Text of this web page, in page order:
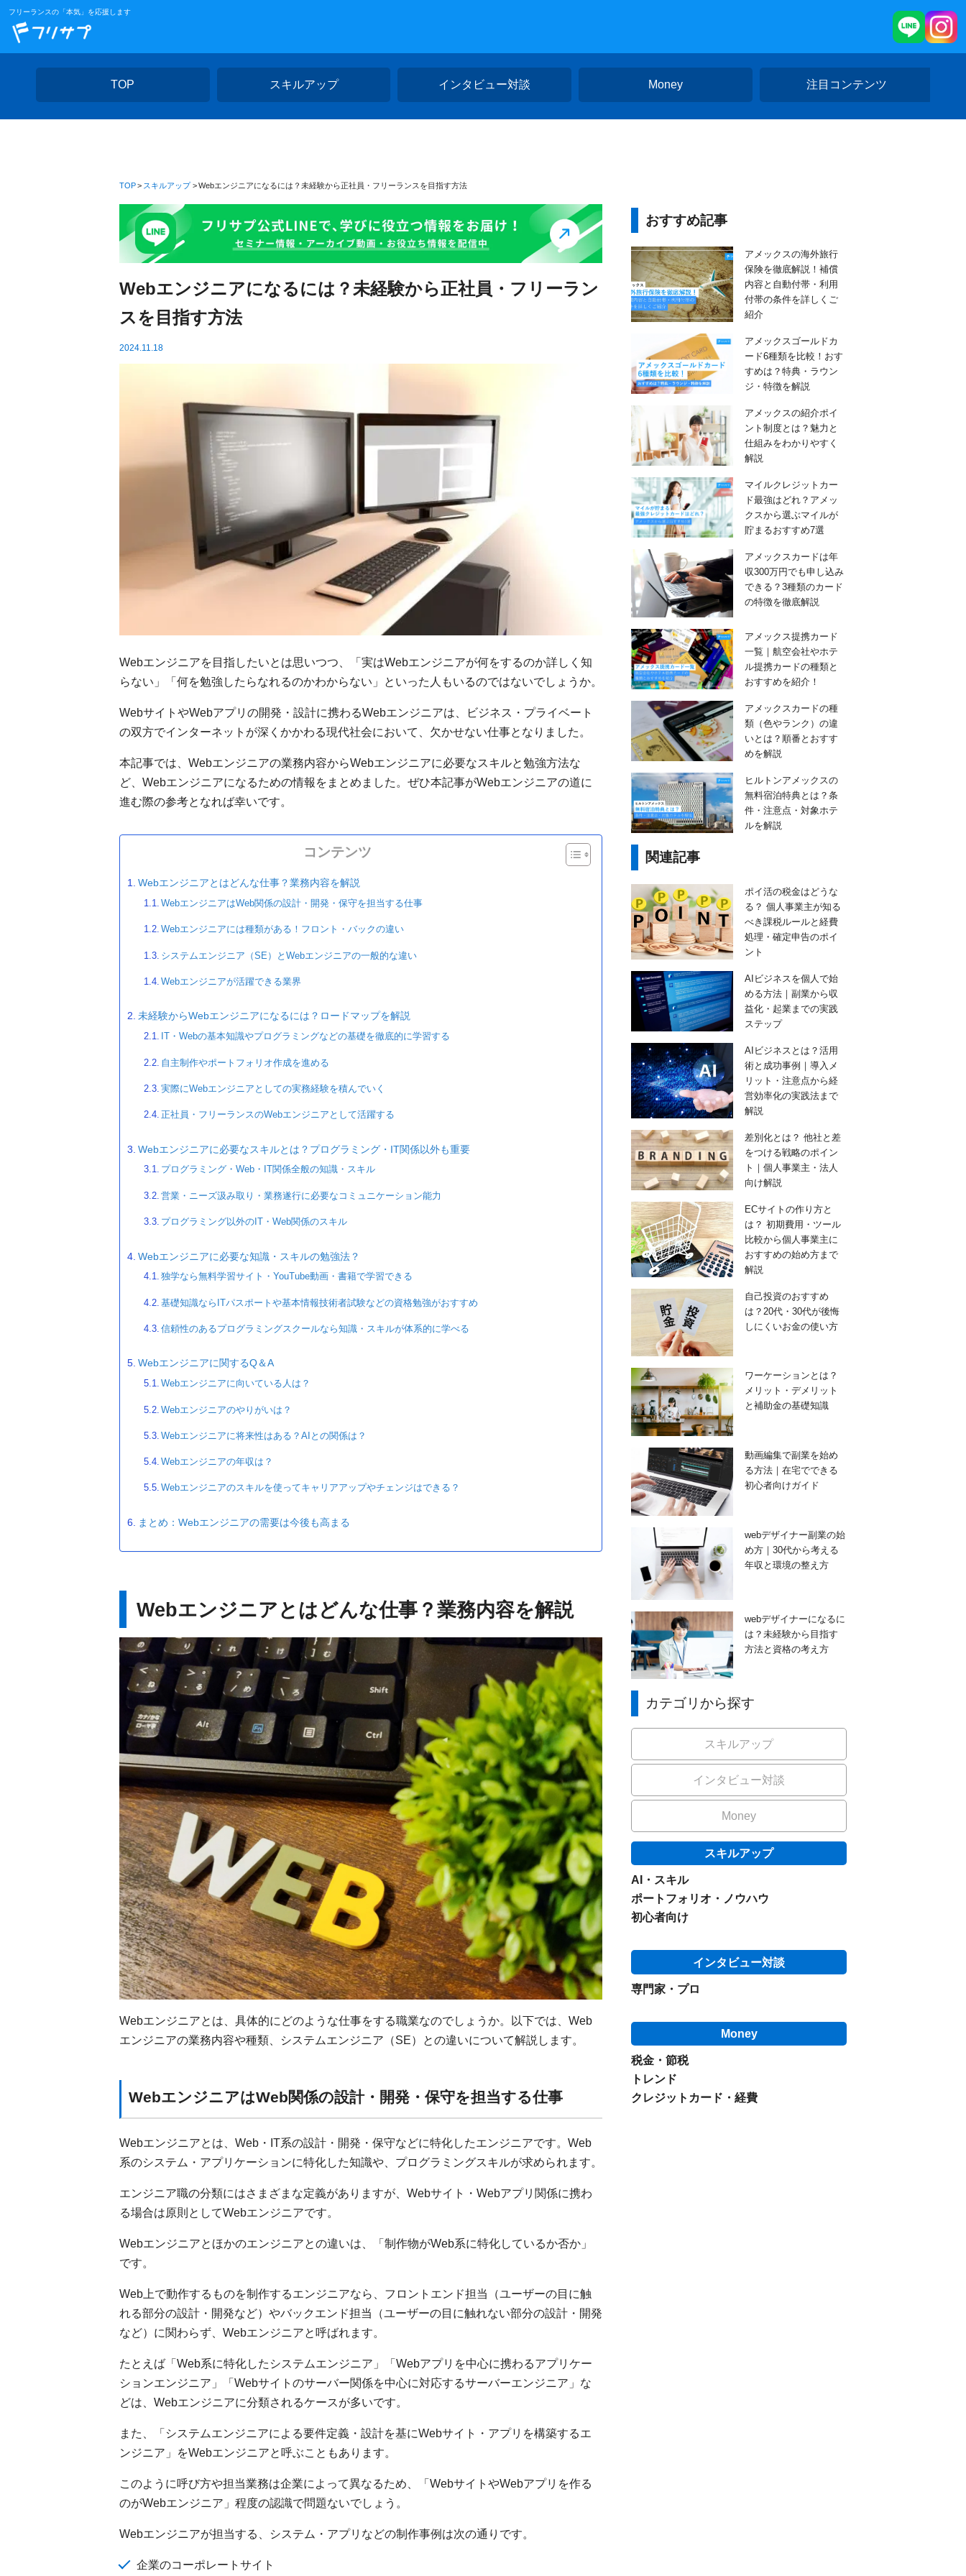
フリーランスの「本気」を応援します
TOP スキルアップ インタビュー対談 Money 注目コンテンツ
TOP スキルアップ Webエンジニアになるには？未経験から正社員・フリーランスを目指す方法
Webエンジニアになるには？未経験から正社員・フリーラン
スを目指す方法
2024.11.18
Webエンジニアを目指したいとは思いつつ、「実はWebエンジニアが何をするのか詳しく知
らない」「何を勉強したらなれるのかわからない」といった人もいるのではないでしょうか。
WebサイトやWebアプリの開発・設計に携わるWebエンジニアは、ビジネス・プライベート
の双方でインターネットが深くかかわる現代社会において、欠かせない仕事となりました。
本記事では、Webエンジニアの業務内容からWebエンジニアに必要なスキルと勉強方法な
ど、Webエンジニアになるための情報をまとめました。ぜひ本記事がWebエンジニアの道に
進む際の参考となれば幸いです。
コンテンツ
Webエンジニアとはどんな仕事？業務内容を解説
WebエンジニアはWeb関係の設計・開発・保守を担当する仕事
Webエンジニアには種類がある！フロント・バックの違い
システムエンジニア（SE）とWebエンジニアの一般的な違い
Webエンジニアが活躍できる業界
未経験からWebエンジニアになるには？ロードマップを解説
IT・Webの基本知識やプログラミングなどの基礎を徹底的に学習する
自主制作やポートフォリオ作成を進める
実際にWebエンジニアとしての実務経験を積んでいく
正社員・フリーランスのWebエンジニアとして活躍する
Webエンジニアに必要なスキルとは？プログラミング・IT関係以外も重要
プログラミング・Web・IT関係全般の知識・スキル
営業・ニーズ汲み取り・業務遂行に必要なコミュニケーション能力
プログラミング以外のIT・Web関係のスキル
Webエンジニアに必要な知識・スキルの勉強法？
独学なら無料学習サイト・YouTube動画・書籍で学習できる
基礎知識ならITパスポートや基本情報技術者試験などの資格勉強がおすすめ
信頼性のあるプログラミングスクールなら知識・スキルが体系的に学べる
Webエンジニアに関するQ＆A
Webエンジニアに向いている人は？
Webエンジニアのやりがいは？
Webエンジニアに将来性はある？AIとの関係は？
Webエンジニアの年収は？
Webエンジニアのスキルを使ってキャリアアップやチェンジはできる？
まとめ：Webエンジニアの需要は今後も高まる
Webエンジニアとはどんな仕事？業務内容を解説
Webエンジニアとは、具体的にどのような仕事をする職業なのでしょうか。以下では、Web
エンジニアの業務内容や種類、システムエンジニア（SE）との違いについて解説します。
WebエンジニアはWeb関係の設計・開発・保守を担当する仕事
Webエンジニアとは、Web・IT系の設計・開発・保守などに特化したエンジニアです。Web
系のシステム・アプリケーションに特化した知識や、プログラミングスキルが求められます。
エンジニア職の分類にはさまざまな定義がありますが、Webサイト・Webアプリ関係に携わ
る場合は原則としてWebエンジニアです。
Webエンジニアとほかのエンジニアとの違いは、「制作物がWeb系に特化しているか否か」
です。
Web上で動作するものを制作するエンジニアなら、フロントエンド担当（ユーザーの目に触
れる部分の設計・開発など）やバックエンド担当（ユーザーの目に触れない部分の設計・開発
など）に関わらず、Webエンジニアと呼ばれます。
たとえば「Web系に特化したシステムエンジニア」「Webアプリを中心に携わるアプリケー
ションエンジニア」「Webサイトのサーバー関係を中心に対応するサーバーエンジニア」な
どは、Webエンジニアに分類されるケースが多いです。
また、「システムエンジニアによる要件定義・設計を基にWebサイト・アプリを構築するエ
ンジニア」をWebエンジニアと呼ぶこともあります。
このように呼び方や担当業務は企業によって異なるため、「WebサイトやWebアプリを作る
のがWebエンジニア」程度の認識で問題ないでしょう。
Webエンジニアが担当する、システム・アプリなどの制作事例は次の通りです。
企業のコーポレートサイト
おすすめ記事
アメックスの海外旅行
保険を徹底解説！補償
内容と自動付帯・利用
付帯の条件を詳しくご
紹介
アメックスゴールドカ
ード6種類を比較！おす
すめは？特典・ラウン
ジ・特徴を解説
アメックスの紹介ポイ
ント制度とは？魅力と
仕組みをわかりやすく
解説
マイルクレジットカー
ド最強はどれ？アメッ
クスから選ぶマイルが
貯まるおすすめ7選
アメックスカードは年
収300万円でも申し込み
できる？3種類のカード
の特徴を徹底解説
アメックス提携カード
一覧｜航空会社やホテ
ル提携カードの種類と
おすすめを紹介！
アメックスカードの種
類（色やランク）の違
いとは？順番とおすす
めを解説
ヒルトンアメックスの
無料宿泊特典とは？条
件・注意点・対象ホテ
ルを解説
関連記事
ポイ活の税金はどうな
る？ 個人事業主が知る
べき課税ルールと経費
処理・確定申告のポイ
ント
AIビジネスを個人で始
める方法｜副業から収
益化・起業までの実践
ステップ
AIビジネスとは？活用
術と成功事例｜導入メ
リット・注意点から経
営効率化の実践法まで
解説
差別化とは？ 他社と差
をつける戦略のポイン
ト｜個人事業主・法人
向け解説
ECサイトの作り方と
は？ 初期費用・ツール
比較から個人事業主に
おすすめの始め方まで
解説
自己投資のおすすめ
は？20代・30代が後悔
しにくいお金の使い方
ワーケーションとは？
メリット・デメリット
と補助金の基礎知識
動画編集で副業を始め
る方法｜在宅でできる
初心者向けガイド
webデザイナー副業の始
め方｜30代から考える
年収と環境の整え方
webデザイナーになるに
は？未経験から目指す
方法と資格の考え方
カテゴリから探す
スキルアップ
インタビュー対談
Money
スキルアップ
AI・スキル
ポートフォリオ・ノウハウ
初心者向け
インタビュー対談
専門家・プロ
Money
税金・節税
トレンド
クレジットカード・経費